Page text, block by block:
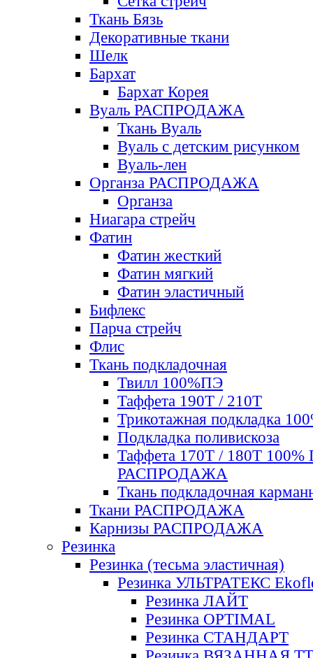
Ткань Бязь
Декоративные ткани
Шелк
Бархат
Бархат Корея
Вуаль РАСПРОДАЖА
Ткань Вуаль
Вуаль с детским рисунком
Вуаль-лен
Органза РАСПРОДАЖА
Органза
Ниагара стрейч
Фатин
Фатин жесткий
Фатин мягкий
Фатин элаcтичный
Бифлекс
Парча стрейч
Флис
Ткань подкладочная
Твилл 100%ПЭ
Таффета 190Т / 210Т
Трикотажная подкладка
Подкладка поливискоза
Таффета 170Т / 180Т 100%
РАСПРОДАЖА
Ткань подкладочная
Ткани РАСПРОДАЖА
Карнизы РАСПРОДАЖА
Резинка
Резинка (тесьма эластичная)
Резинка УЛЬТРАТЕКС
Резинка ЛАЙТ
Резинка OPTIMAL
Резинка СТАНДАРТ